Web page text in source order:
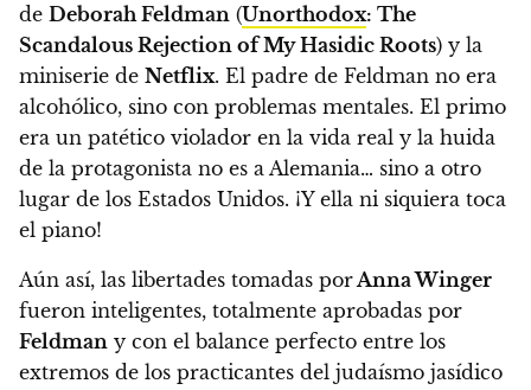
de Deborah Feldman (Unorthodox: The
Scandalous Rejection of My Hasidic Roots) y la
miniserie de Netflix. El padre de Feldman no era
alcohólico, sino con problemas mentales. El primo
era un patético violador en la vida real y la huida
de la protagonista no es a Alemania… sino a otro
lugar de los Estados Unidos. ¡Y ella ni siquiera toca
el piano!
Aún así, las libertades tomadas porAnna Winger
fueron inteligentes, totalmente aprobadas por
Feldman y con el balance perfecto entre los
extremos de los practicantes del judaísmo jasídico